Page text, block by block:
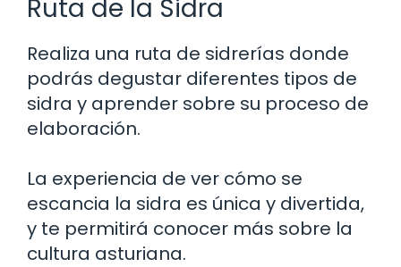
Ruta de la Sidra
Realiza una ruta de sidrerías donde
podrás degustar diferentes tipos de
sidra y aprender sobre su proceso de
elaboración.
La experiencia de ver cómo se
escancia la sidra es única y divertida,
y te permitirá conocer más sobre la
cultura asturiana.